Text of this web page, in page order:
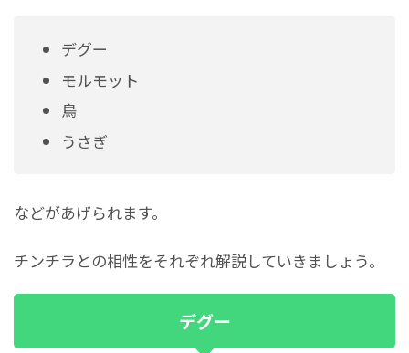
デグー
モルモット
鳥
うさぎ
などがあげられます。
チンチラとの相性をそれぞれ解説していきましょう。
デグー